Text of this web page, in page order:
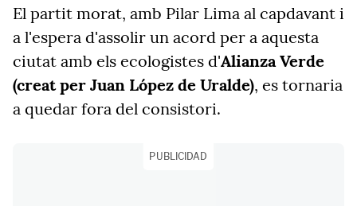
El partit morat, amb Pilar Lima al capdavant i
a l'espera d'assolir un acord per a aquesta
ciutat amb els ecologistes d'Alianza Verde
(creat per Juan López de Uralde), es tornaria
a quedar fora del consistori.
PUBLICIDAD